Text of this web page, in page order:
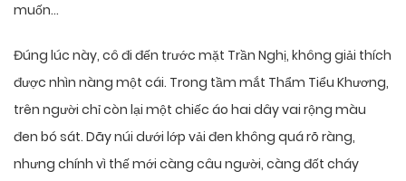
muốn…
Đúng lúc này, cô đi đến trước mặt Trần Nghị, không giải thích
được nhìn nàng một cái. Trong tầm mắt Thẩm Tiểu Khương,
trên người chỉ còn lại một chiếc áo hai dây vai rộng màu
đen bó sát. Dãy núi dưới lớp vải đen không quá rõ ràng,
nhưng chính vì thế mới càng câu người, càng đốt cháy